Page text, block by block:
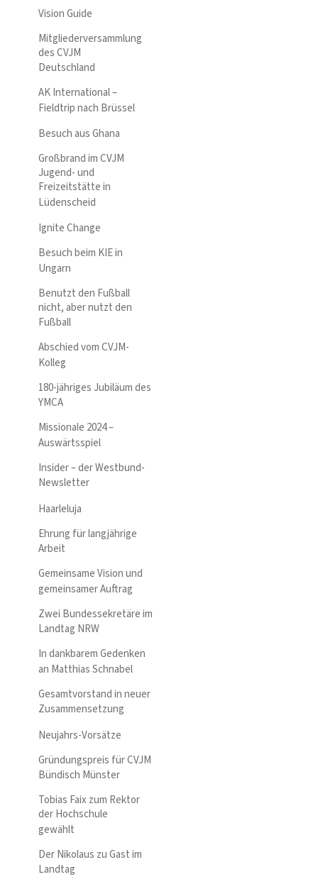
Vision Guide
Mitgliederversammlung
des CVJM
Deutschland
AK International –
Fieldtrip nach Brüssel
Besuch aus Ghana
Großbrand im CVJM
Jugend- und
Freizeitstätte in
Lüdenscheid
Ignite Change
Besuch beim KIE in
Ungarn
Benutzt den Fußball
nicht, aber nutzt den
Fußball
Abschied vom CVJM-
Kolleg
180-jähriges Jubiläum des
YMCA
Missionale 2024 –
Auswärtsspiel
Insider – der Westbund-
Newsletter
Haarleluja
Ehrung für langjährige
Arbeit
Gemeinsame Vision und
gemeinsamer Auftrag
Zwei Bundessekretäre im
Landtag NRW
In dankbarem Gedenken
an Matthias Schnabel
Gesamtvorstand in neuer
Zusammensetzung
Neujahrs-Vorsätze
Gründungspreis für CVJM
Bündisch Münster
Tobias Faix zum Rektor
der Hochschule
gewählt
Der Nikolaus zu Gast im
Landtag